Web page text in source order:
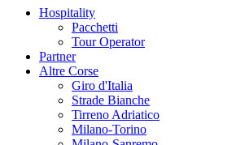
Hospitality
Pacchetti
Tour Operator
Partner
Altre Corse
Giro d'Italia
Strade Bianche
Tirreno Adriatico
Milano-Torino